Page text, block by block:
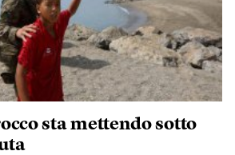
sta mettendo sotto